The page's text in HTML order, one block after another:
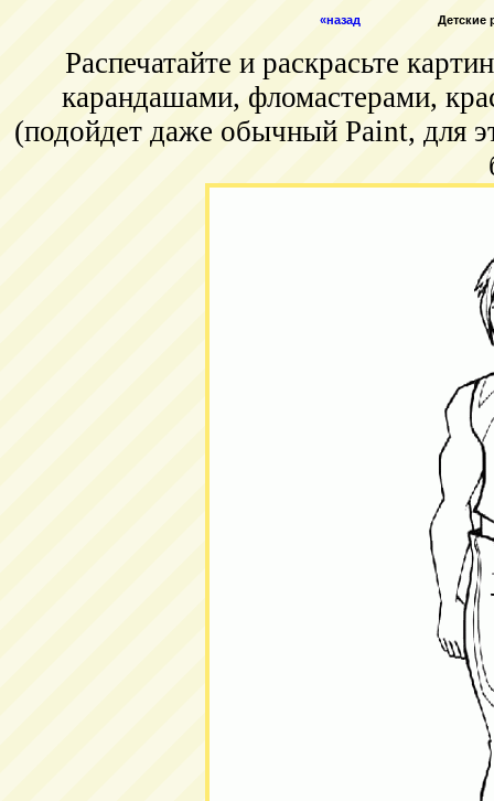
«назад Детские
Распечатайте и раскрасьте
карандашами, фломастерами,
(подойдет даже обычный Paint, для